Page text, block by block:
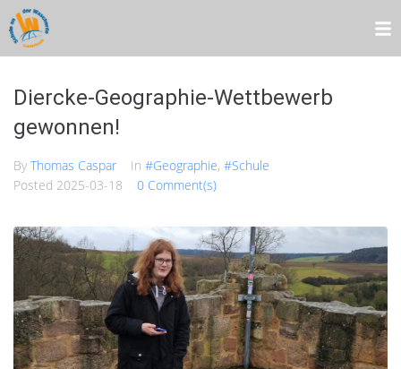
Diercke-Geographie-Wettbewerb
gewonnen!
By Thomas Caspar In #Geographie, #Schule
Posted 2025-03-18 0 Comment(s)